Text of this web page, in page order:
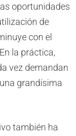
oportunidades
de
con el
la práctica,
vez demandan
grandísima
también ha